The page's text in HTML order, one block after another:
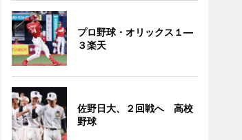
プロ野球・オリックス１―
３楽天
佐野日大、２回戦へ 高校
野球